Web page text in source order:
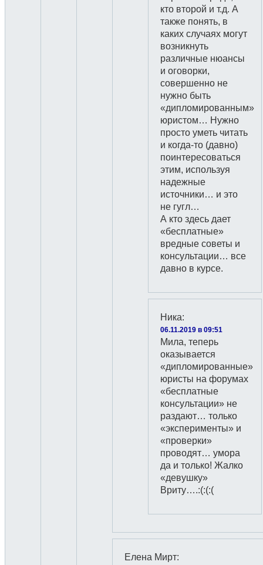
кто второй и т.д. А
также понять, в
каких случаях могут
возникнуть
различные нюансы
и оговорки,
совершенно не
нужно быть
«дипломированным»
юристом… Нужно
просто уметь читать
и когда-то (давно)
поинтересоваться
этим, используя
надежные
источники… и это
не гугл…
А кто здесь дает
«бесплатные»
вредные советы и
консультации… все
давно в курсе.
Ника:
06.11.2019 в 09:51
Мила, теперь
оказывается
«дипломированные»
юристы на форумах
«бесплатные
консультации» не
раздают… только
«эксперименты» и
«проверки»
проводят… умора
да и только! Жалко
«девушку»
Вриту….:(:(:(
Елена Мирт: